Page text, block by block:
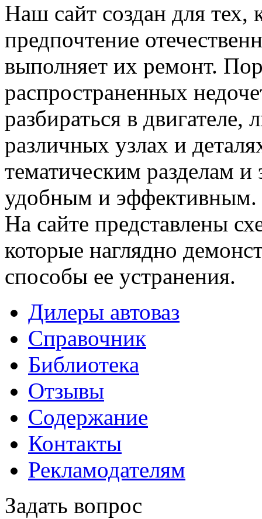
Наш сайт создан для тех,
предпочтение
выполняет их ремонт.
распространенных
разбираться в двигателе,
различных узлах и
тематическим разделам и
удобным и эффективным.
На сайте представлены
которые наглядно
способы ее устранения.
Дилеры автоваз
Справочник
Библиотека
Отзывы
Содержание
Контакты
Рекламодателям
Задать вопрос